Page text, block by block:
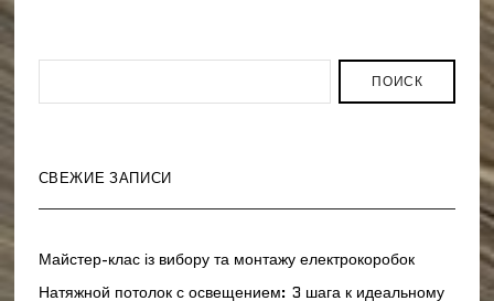
ПОИСК
СВЕЖИЕ ЗАПИСИ
Майстер-клас із вибору та монтажу електрокоробок
Натяжной потолок с освещением: 3 шага к идеальному